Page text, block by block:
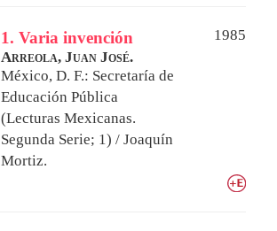
1. Varia invención
1985
Arreola, Juan José.
México, D. F.: Secretaría de
Educación Pública
(Lecturas Mexicanas.
Segunda Serie; 1) / Joaquín
Mortiz.